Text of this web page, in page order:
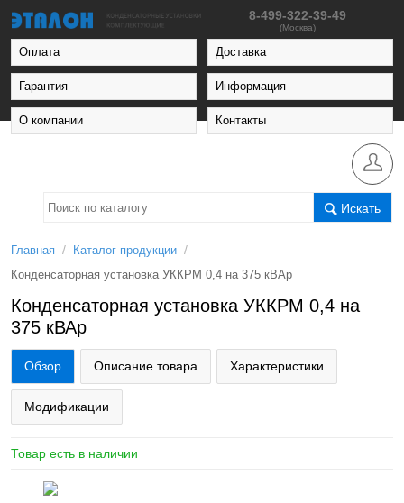
8-499-322-39-49
(Москва)
Оплата Доставка
Гарантия Информация
О компании Контакты
Искать
Главная / Каталог продукции /
Конденсаторная установка УККРМ 0,4 на 375 кВАр
Конденсаторная установка УККРМ 0,4 на
375 кВАр
Обзор Описание товара Характеристики
Модификации
Товар есть в наличии